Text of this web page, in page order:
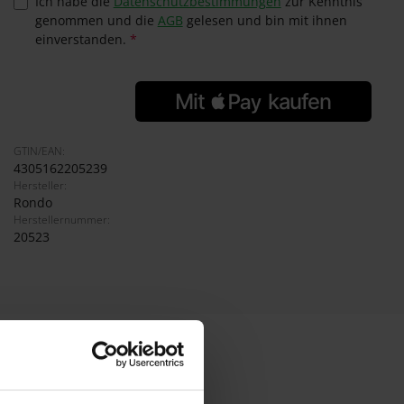
genommen und die AGB gelesen und bin mit ihnen
einverstanden. *
GTIN/EAN:
4305162205239
Hersteller:
Rondo
Herstellernummer:
20523